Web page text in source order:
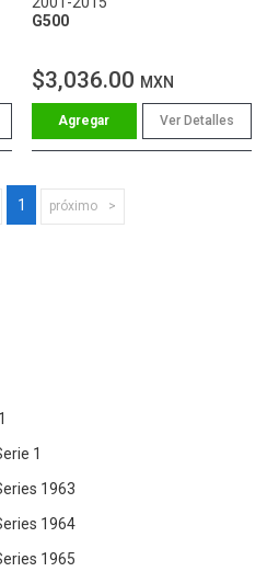
G500
$3,036.00 MXN
Ver Detalles
1 próximo
1
1963
1964
1965